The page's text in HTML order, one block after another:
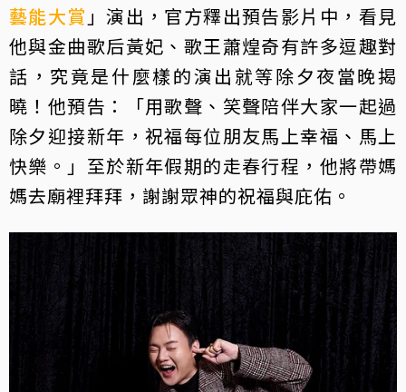
藝能大賞 」演出，官方釋出預告影片中，看見
他與金曲歌后黃妃、歌王蕭煌奇有許多逗趣對
話，究竟是什麼樣的演出就等除夕夜當晚揭
曉！他預告：「用歌聲、笑聲陪伴大家一起過
除夕迎接新年，祝福每位朋友馬上幸福、馬上
快樂。」至於新年假期的走春行程，他將帶媽
媽去廟裡拜拜，謝謝眾神的祝福與庇佑。